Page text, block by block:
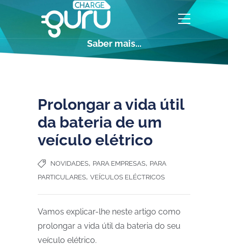
Saber mais...
Prolongar a vida útil
da bateria de um
veículo elétrico
NOVIDADES, PARA EMPRESAS, PARA
PARTICULARES, VEÍCULOS ELÉCTRICOS
Vamos explicar-lhe neste artigo como
prolongar a vida útil da bateria do seu
veículo elétrico.